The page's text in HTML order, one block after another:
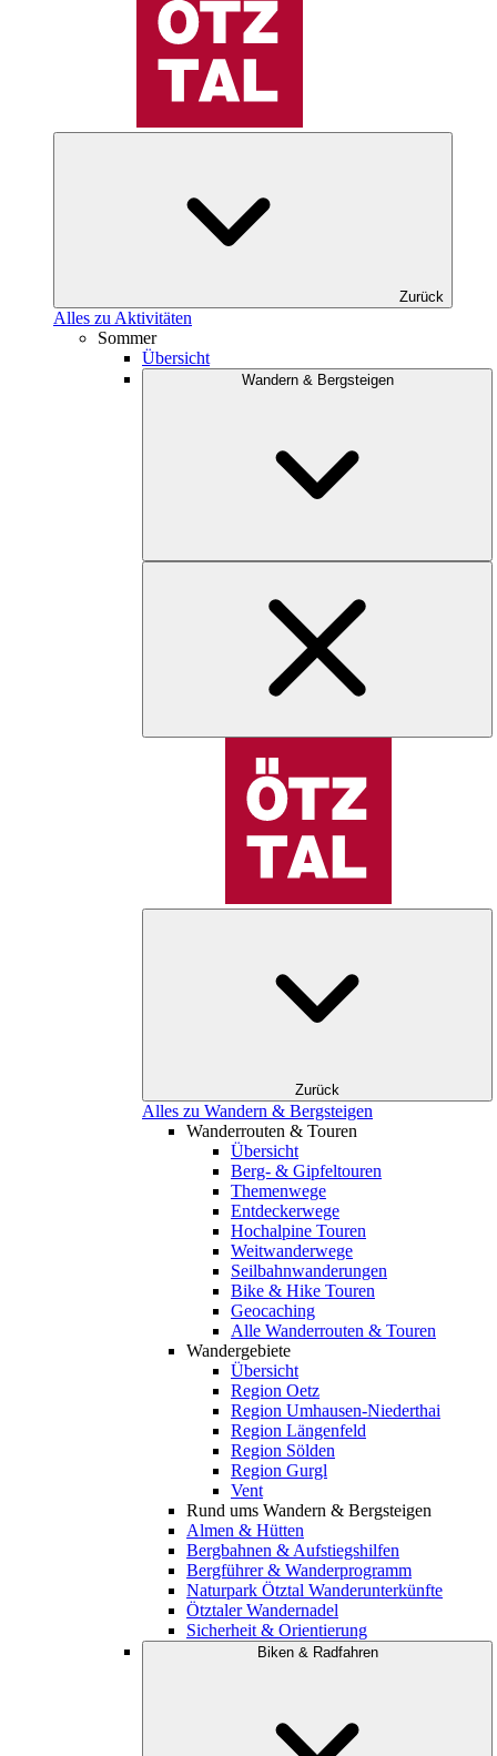
Zurück
Alles zu Aktivitäten
Sommer
Übersicht
Wandern & Bergsteigen
Zurück
Alles zu Wandern & Bergsteigen
Wanderrouten & Touren
Übersicht
Berg- & Gipfeltouren
Themenwege
Entdeckerwege
Hochalpine Touren
Weitwanderwege
Seilbahnwanderungen
Bike & Hike Touren
Geocaching
Alle Wanderrouten & Touren
Wandergebiete
Übersicht
Region Oetz
Region Umhausen-Niederthai
Region Längenfeld
Region Sölden
Region Gurgl
Vent
Rund ums Wandern & Bergsteigen
Almen & Hütten
Bergbahnen & Aufstiegshilfen
Bergführer & Wanderprogramm
Naturpark Ötztal Wanderunterkünfte
Ötztaler Wandernadel
Sicherheit & Orientierung
Biken & Radfahren